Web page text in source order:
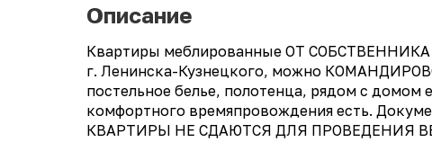
Описание
Квартиры меблированные ОТ СОБСТВЕННИКА
г. Ленинска-Кузнецкого, можно
постельное белье, полотенца, рядом с домом
комфортного времяпровождения есть.
КВАРТИРЫ НЕ СДАЮТСЯ ДЛЯ ПРОВЕДЕНИЯ